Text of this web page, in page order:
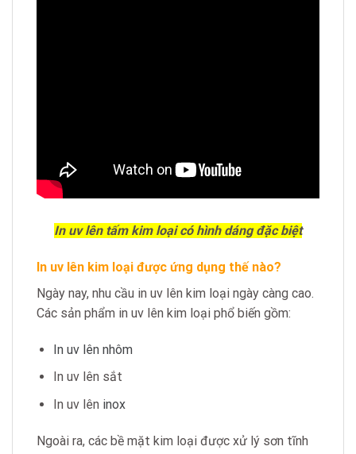
In uv lên tấm kim loại có hình dáng đặc biệt
In uv lên kim loại được ứng dụng thế nào?
Ngày nay, nhu cầu in uv lên kim loại ngày càng cao.
Các sản phẩm in uv lên kim loại phổ biến gồm:
In uv lên nhôm
In uv lên sắt
In uv lên inox
Ngoài ra, các bề mặt kim loại được xử lý sơn tĩnh